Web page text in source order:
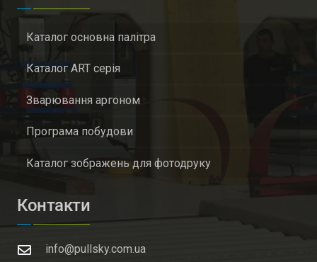
Каталог основна палітра
Каталог ART серія
Зварювання аргоном
Програма побудови
Каталог зображень для фотодруку
Контакти
info@pullsky.com.ua